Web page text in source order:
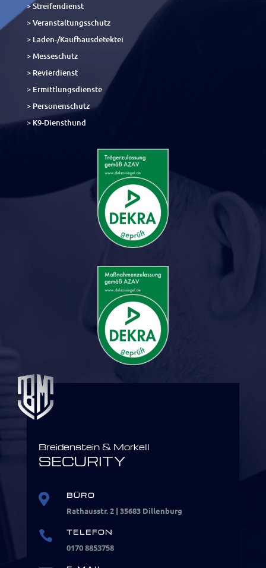
> Streifendienst
> Veranstaltungsschutz
> Laden-/Kaufhausdetektei
> Messeschutz
> Revierdienst
> Ermittlungsdienste
> Personenschutz
> K9-Diensthund
Breidenstein & Morkell
SECURITY
 BÜRO
Rathausstr. 2 | 35683 Dillenburg
 TELEFON
0170 8853758